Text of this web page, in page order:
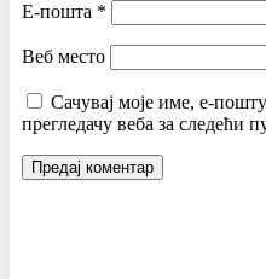
Е-пошта *
Веб место
Сачувај моје име, е-
прегледачу веба за следећи